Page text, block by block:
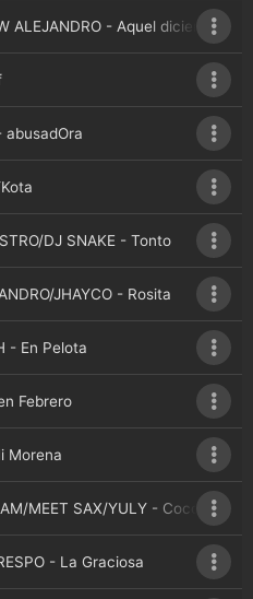
ALEJANDRO - Aquel diciembre
abusadOra
DJ SNAKE - Tonto
JHAYCO - Rosita
- En Pelota
Febrero
Morena
MEET SAX/YULY - Coco Loco
- La Graciosa